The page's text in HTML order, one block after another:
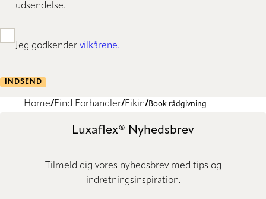
udsendelse.
Jeg godkender vilkårene.
INDSEND
Home Find Forhandler Eikin Book rådgivning
Luxaflex® Nyhedsbrev
Tilmeld dig vores nyhedsbrev med tips og
indretningsinspiration.